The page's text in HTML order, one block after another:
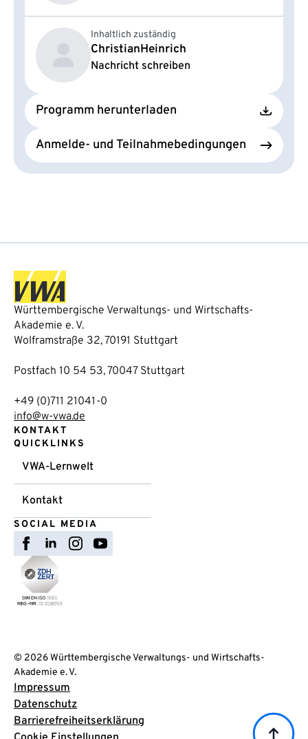
Inhaltlich zuständig
ChristianHeinrich
Nachricht schreiben
Programm herunterladen
Anmelde- und Teilnahmebedingungen
Württembergische Verwaltungs- und Wirtschafts-
Akademie e. V.
Wolframstraße 32, 70191 Stuttgart
Postfach 10 54 53, 70047 Stuttgart
+49 (0)711 21041-0
info@w-vwa.de
KONTAKT
QUICKLINKS
VWA-Lernwelt
Kontakt
SOCIAL MEDIA
© 2026 Württembergische Verwaltungs- und Wirtschafts-
Akademie e. V.
Impressum
Datenschutz
Barrierefreiheitserklärung